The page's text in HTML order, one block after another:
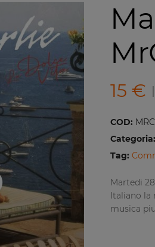
15 €
COD:
Categoria:
Tag:
Martedi
Italiano la
musica